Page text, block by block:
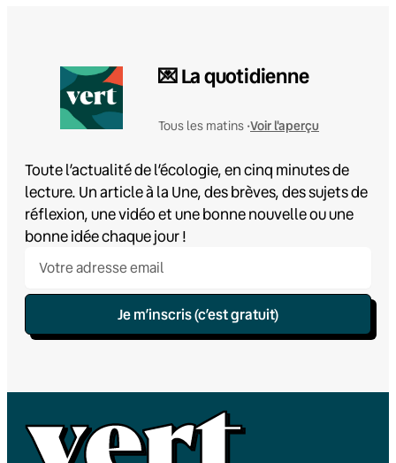
💌 La quotidienne
Tous les matins •Voir l'aperçu
Toute l’actualité de l’écologie, en cinq minutes de
lecture. Un article à la Une, des brèves, des sujets de
réflexion, une vidéo et une bonne nouvelle ou une
bonne idée chaque jour !
Je m’inscris (c’est gratuit)